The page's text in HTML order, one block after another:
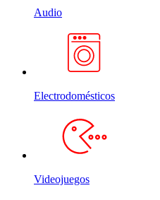
Audio
Electrodomésticos
Videojuegos